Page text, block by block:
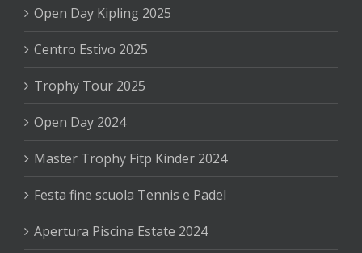
Open Day Kipling 2025
Centro Estivo 2025
Trophy Tour 2025
Open Day 2024
Master Trophy Fitp Kinder 2024
Festa fine scuola Tennis e Padel
Apertura Piscina Estate 2024